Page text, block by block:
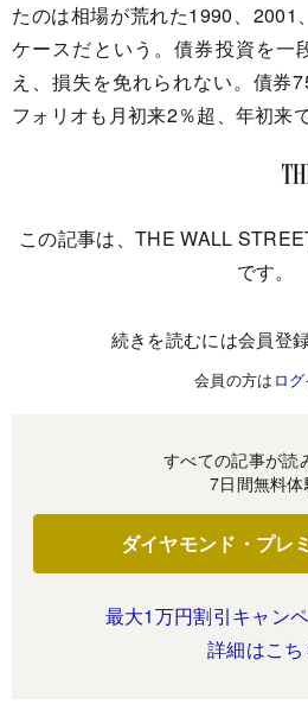
たのは相場が荒れた1990、2001
ケースだという。債券投資を一
え、損失を免れられない。債券
フォリオも月初来2％超、年初来
この記事は、THE WALL
です。
続きを読むには会員登
会員の方は ロ
すべての記事が読
7日間無料
ダイヤモンド・プレ
最大1万円割引キャン
詳細はこち